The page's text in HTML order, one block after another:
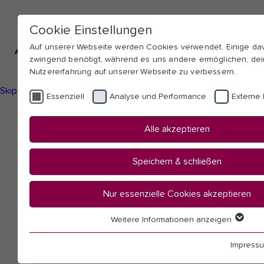
Skip to main navigation Skip to main content Skip to page footer
here:
Startseite
Mitarbeitendenübersicht
Cookie Einstellungen
Auf unserer Webseite werden Cookies verwendet. Einige
zwingend benötigt, während es uns andere ermöglichen,
Nutzererfahrung auf unserer Webseite zu verbessern.
Essenziell Analyse und Performance Externe
Alle akzeptieren
Speichern & schließen
Nur essenzielle Cookies akzeptieren
Essenzielle Cookies werden für grundlegende Funktionen
Weitere Informationen anzeigen